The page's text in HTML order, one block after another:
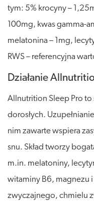
tym: 5% krocyny –
100mg, kwas gamma-
melatonina – 1mg,
RWS – referencyjna
Działanie
Allnutrition Sleep Pro
dorosłych.
nim zawarte wspiera
snu. Skład tworzy
m.in. melatoniny,
witaminy B6, magnezu
zwyczajnego, chmielu